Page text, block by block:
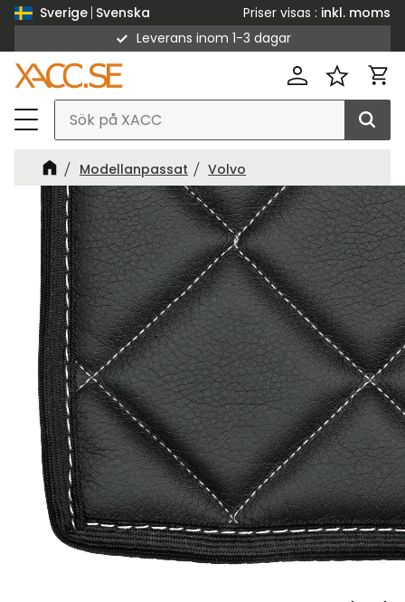
Sverige Svenska Priser visas
inkl. moms
Leverans inom 1-3 dagar
Modellanpassat Volvo